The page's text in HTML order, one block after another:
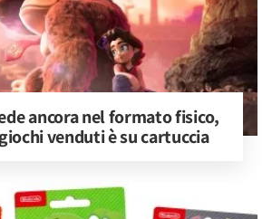
ancora nel formato fisico,
venduti è su cartuccia